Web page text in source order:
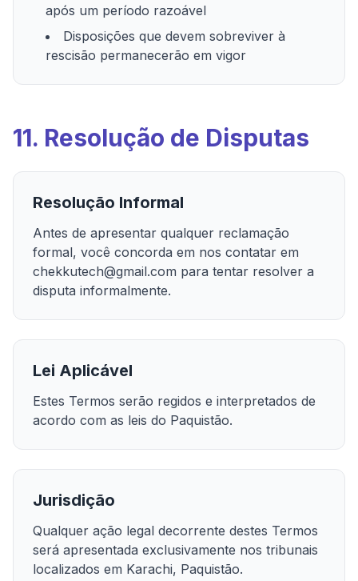
após um período razoável
Disposições que devem sobreviver à
rescisão permanecerão em vigor
11. Resolução de Disputas
Resolução Informal
Antes de apresentar qualquer reclamação
formal, você concorda em nos contatar em
chekkutech@gmail.com para tentar resolver a
disputa informalmente.
Lei Aplicável
Estes Termos serão regidos e interpretados de
acordo com as leis do Paquistão.
Jurisdição
Qualquer ação legal decorrente destes Termos
será apresentada exclusivamente nos tribunais
localizados em Karachi, Paquistão.